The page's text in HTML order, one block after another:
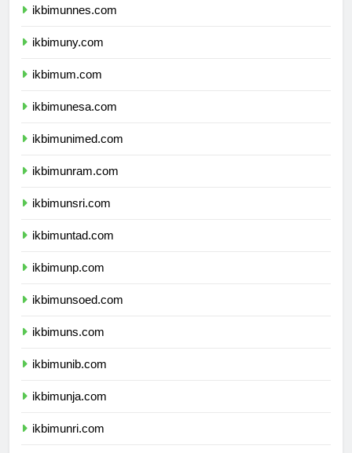
ikbimunnes.com
ikbimuny.com
ikbimum.com
ikbimunesa.com
ikbimunimed.com
ikbimunram.com
ikbimunsri.com
ikbimuntad.com
ikbimunp.com
ikbimunsoed.com
ikbimuns.com
ikbimunib.com
ikbimunja.com
ikbimunri.com